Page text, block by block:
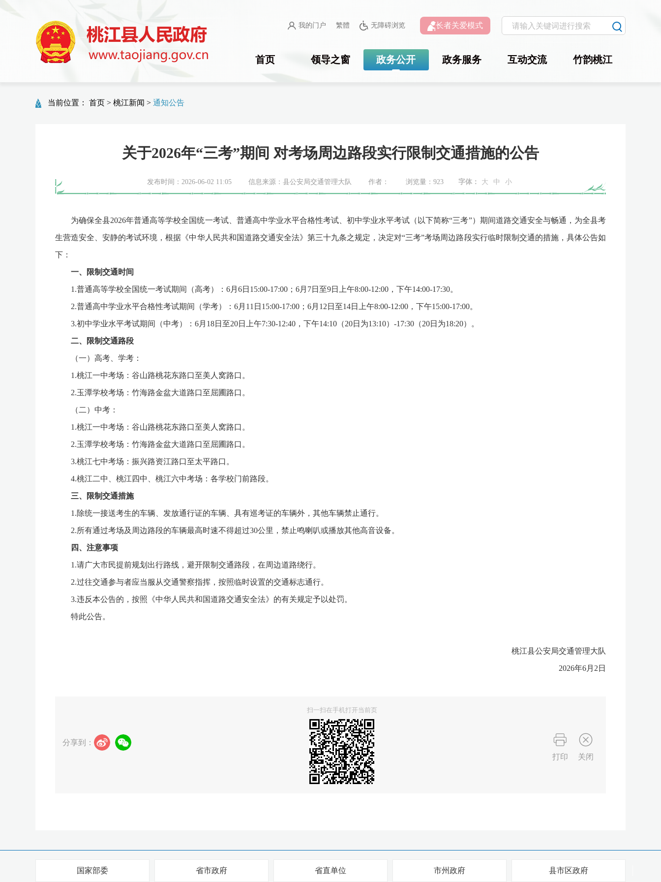
我的门户 繁體 无障碍浏览 长者关爱模式
首页 领导之窗 政务公开 政务服务 互动交流 竹韵桃江
当前位置： 首页 > 桃江新闻 > 通知公告
关于2026年“三考”期间 对考场周边路段实行限制交通措施的公告
发布时间：2026-06-02 11:05 信息来源：县公安局交通管理大队 作者： 浏览量： 923 字体： 大 中 小
为确保全县2026年普通高等学校全国统一考试、普通高中学业水平合格性考试、初中学业水平考试（以下简称“三考”）期间道路交通安全与畅通，为全县考
生营造安全、安静的考试环境，根据《中华人民共和国道路交通安全法》第三十九条之规定，决定对“三考”考场周边路段实行临时限制交通的措施，具体公告如
下：
一、限制交通时间
1.普通高等学校全国统一考试期间（高考）：6月6日15:00-17:00；6月7日至9日上午8:00-12:00，下午14:00-17:30。
2.普通高中学业水平合格性考试期间（学考）：6月11日15:00-17:00；6月12日至14日上午8:00-12:00，下午15:00-17:00。
3.初中学业水平考试期间（中考）：6月18日至20日上午7:30-12:40，下午14:10（20日为13:10）-17:30（20日为18:20）。
二、限制交通路段
（一）高考、学考：
1.桃江一中考场：谷山路桃花东路口至美人窝路口。
2.玉潭学校考场：竹海路金盆大道路口至屈圃路口。
（二）中考：
1.桃江一中考场：谷山路桃花东路口至美人窝路口。
2.玉潭学校考场：竹海路金盆大道路口至屈圃路口。
3.桃江七中考场：振兴路资江路口至太平路口。
4.桃江二中、桃江四中、桃江六中考场：各学校门前路段。
三、限制交通措施
1.除统一接送考生的车辆、发放通行证的车辆、具有巡考证的车辆外，其他车辆禁止通行。
2.所有通过考场及周边路段的车辆最高时速不得超过30公里，禁止鸣喇叭或播放其他高音设备。
四、注意事项
1.请广大市民提前规划出行路线，避开限制交通路段，在周边道路绕行。
2.过往交通参与者应当服从交通警察指挥，按照临时设置的交通标志通行。
3.违反本公告的，按照《中华人民共和国道路交通安全法》的有关规定予以处罚。
特此公告。
桃江县公安局交通管理大队
2026年6月2日
分享到：
扫一扫在手机打开当前页
打印 关闭
国家部委 省市政府 省直单位 市州政府 县市区政府